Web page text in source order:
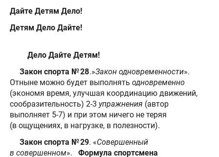
Дайте Детям Дело!
Детям Дело Дайте!
Дело Дайте Детям!
Закон спорта № 28.»Закон одновременности».
Отныне можно будет выполнять одновременно
(экономя время, улучшая координацию движений,
сообразительность) 2-3 упражнения (автор
выполняет 5-7) и при этом ничего не теряя
(в ощущениях, в нагрузке, в полезности).
Закон спорта № 29. «Совершенный
в совершенном». Формула спортсмена